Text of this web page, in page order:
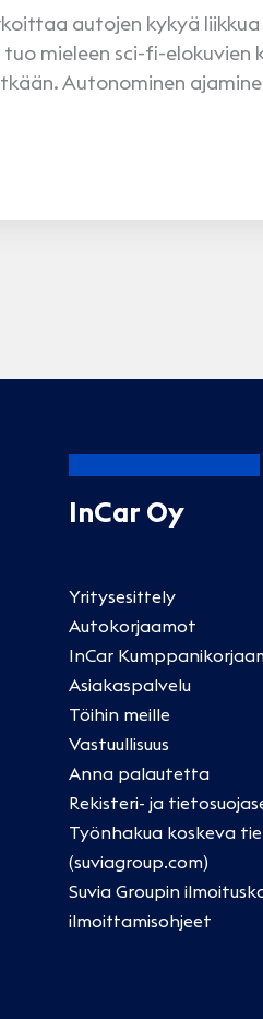
autojen kykyä
mieleen sci-fi-
Autonominen
InCar Oy
Yritysesittely
Autokorjaamot
InCar
Asiakaspalvelu
Töihin meille
Vastuullisuus
Anna palautetta
Rekisteri- ja
Työnhakua koskeva
(suviagroup.com)
Suvia Groupin
ilmoittamisohjeet